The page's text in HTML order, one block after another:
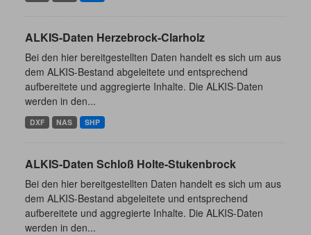
ALKIS-Daten Herzebrock-Clarholz
Bei den hier bereitgestellten Daten handelt es sich um aus
dem ALKIS-Bestand abgeleitete und entsprechend
aufbereitete und aggregierte Inhalte. Die ALKIS-Daten
werden in den...
DXF NAS SHP
ALKIS-Daten Schloß Holte-Stukenbrock
Bei den hier bereitgestellten Daten handelt es sich um aus
dem ALKIS-Bestand abgeleitete und entsprechend
aufbereitete und aggregierte Inhalte. Die ALKIS-Daten
werden in den...